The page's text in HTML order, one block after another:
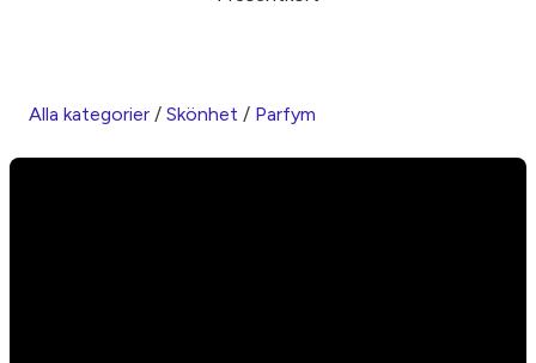
Alla kategorier / Skönhet / Parfym